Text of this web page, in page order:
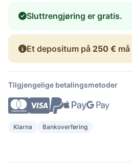
Sluttrengjøring er gratis.
Et depositum på 250 €
Tilgjengelige betalingsmetoder
Klarna Bankoverføring